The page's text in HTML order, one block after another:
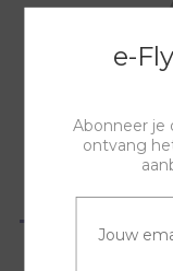
e-
Abonneer je
ontvang